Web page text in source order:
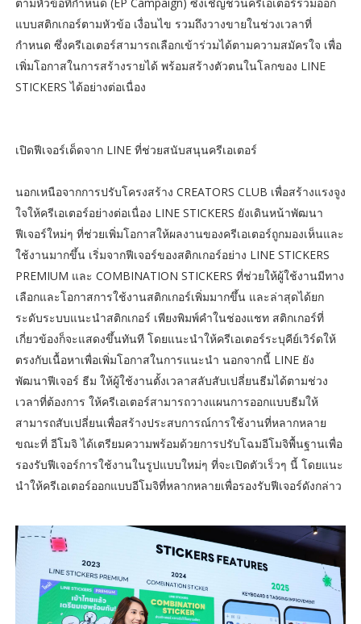
แบบสติกเกอร์ตามหัวข้อ เงื่อนไข รวมถึงวางขายในช่วงเวลาที่
กำหนด ซึ่งครีเอเตอร์สามารถเลือกเข้าร่วมได้ตามความสมัครใจ เพื่อ
เพิ่มโอกาสในการสร้างรายได้ พร้อมสร้างตัวตนในโลกของ LINE
STICKERS ได้อย่างต่อเนื่อง
เปิดฟีเจอร์เด็ดจาก LINE ที่ช่วยสนับสนุนครีเอเตอร์
นอกเหนือจากการปรับโครงสร้าง CREATORS CLUB เพื่อสร้างแรงจูง
ใจให้ครีเอเตอร์อย่างต่อเนื่อง LINE STICKERS ยังเดินหน้าพัฒนา
ฟีเจอร์ใหม่ๆ ที่ช่วยเพิ่มโอกาสให้ผลงานของครีเอเตอร์ถูกมองเห็นและ
ใช้งานมากขึ้น เริ่มจากฟีเจอร์ของสติกเกอร์อย่าง LINE STICKERS
PREMIUM และ COMBINATION STICKERS ที่ช่วยให้ผู้ใช้งานมีทาง
เลือกและโอกาสการใช้งานสติกเกอร์เพิ่มมากขึ้น และล่าสุดได้ยก
ระดับระบบแนะนำสติกเกอร์ เพียงพิมพ์คำในช่องแชท สติกเกอร์ที่
เกี่ยวข้องก็จะแสดงขึ้นทันที โดยแนะนำให้ครีเอเตอร์ระบุคีย์เวิร์ดให้
ตรงกับเนื้อหาเพื่อเพิ่มโอกาสในการแนะนำ นอกจากนี้ LINE ยัง
พัฒนาฟีเจอร์ ธีม ให้ผู้ใช้งานตั้งเวลาสลับสับเปลี่ยนธีมได้ตามช่วง
เวลาที่ต้องการ ให้ครีเอเตอร์สามารถวางแผนการออกแบบธีมให้
สามารถสับเปลี่ยนเพื่อสร้างประสบการณ์การใช้งานที่หลากหลาย
ขณะที่ อีโมจิ ได้เตรียมความพร้อมด้วยการปรับโฉมอีโมจิพื้นฐานเพื่อ
รองรับฟีเจอร์การใช้งานในรูปแบบใหม่ๆ ที่จะเปิดตัวเร็วๆ นี้ โดยแนะ
นำให้ครีเอเตอร์ออกแบบอีโมจิที่หลากหลายเพื่อรองรับฟีเจอร์ดังกล่าว